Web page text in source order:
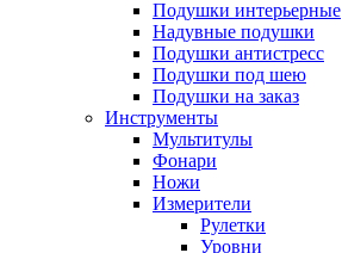
Подушки интерьерные
Надувные подушки
Подушки антистресс
Подушки под шею
Подушки на заказ
Инструменты
Мультитулы
Фонари
Ножи
Измерители
Рулетки
Уровни